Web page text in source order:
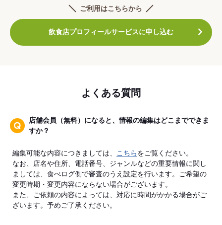
ご利用はこちらから
飲食店プロフィールサービスに申し込む
よくある質問
店舗会員（無料）になると、情報の編集はどこまでできま
すか？
編集可能な内容につきましては、 こちらをご覧ください。
なお、店名や住所、電話番号、ジャンルなどの重要情報に関し
ましては、食べログ側で審査のうえ設定を行います。ご希望の
変更時期・変更内容にならない場合がございます。
また、ご依頼の内容によっては、対応に時間がかかる場合がご
ざいます。予めご了承ください。